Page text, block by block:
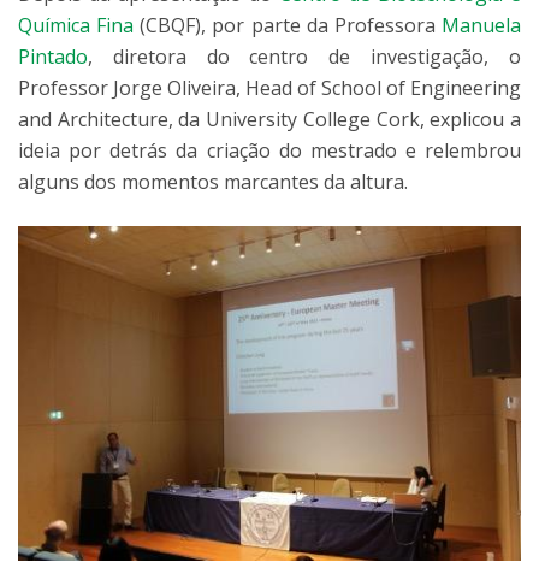
Química Fina (CBQF), por parte da Professora Manuela
Pintado, diretora do centro de investigação, o
Professor Jorge Oliveira, Head of School of Engineering
and Architecture, da University College Cork, explicou a
ideia por detrás da criação do mestrado e relembrou
alguns dos momentos marcantes da altura.